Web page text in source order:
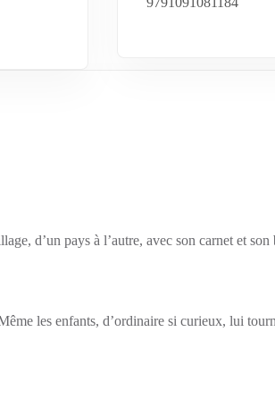
d’un pays à l’autre, avec son carnet et
les enfants, d’ordinaire si curieux, lui